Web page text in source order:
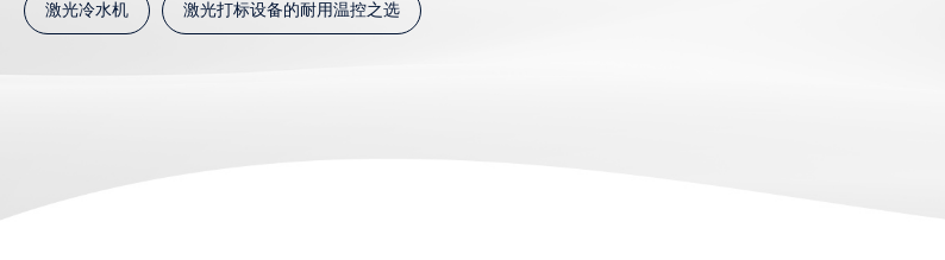
激光冷水机 激光打标设备的耐用温控之选